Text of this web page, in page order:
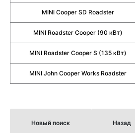
MINI Cooper SD Roadster
MINI Roadster Cooper (90 кВт)
MINI Roadster Cooper S (135 кВт)
MINI John Cooper Works Roadster
Новый поиск Назад